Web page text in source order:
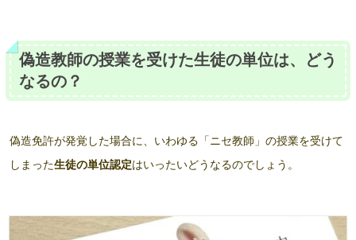
偽造教師の授業を受けた生徒の単位は、どう
なるの？
偽造免許が発覚した場合に、いわゆる「ニセ教師」の授業を受けて
しまった生徒の単位認定はいったいどうなるのでしょう。